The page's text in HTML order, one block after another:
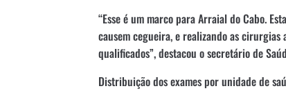
“Esse é um marco para Arraial do Cabo.
causem cegueira, e realizando as
qualificados”, destacou o secretário de
Distribuição dos exames por unidade de